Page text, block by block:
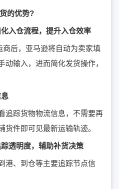
的优势?
入仓流程，提升入仓效率
后，亚马逊将自动为卖家填
动输入，进而简化发货操作，
追踪货物物流信息，不需要再
件即可见最新运输轨迹。
透明度，辅助补货决策
港、到仓等主要追踪节点信